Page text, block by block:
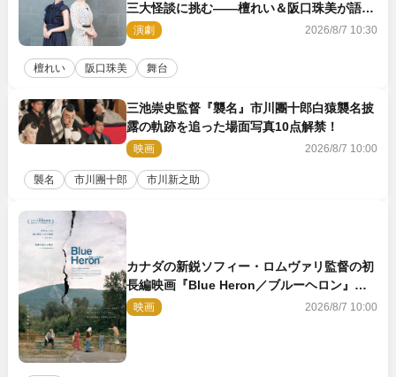
三大怪談に挑む――檀れい＆阪口珠美が語る
「牡丹灯籠」の新たな魅力
演劇 2026/8/7 10:30
檀れい 阪口珠美 舞台
三池崇史監督『襲名』市川團十郎白猿襲名披
露の軌跡を追った場面写真10点解禁！
映画 2026/8/7 10:00
襲名 市川團十郎 市川新之助
カナダの新鋭ソフィー・ロムヴァリ監督の初
長編映画『Blue Heron／ブルーヘロン』
10.23公開
映画 2026/8/7 10:00